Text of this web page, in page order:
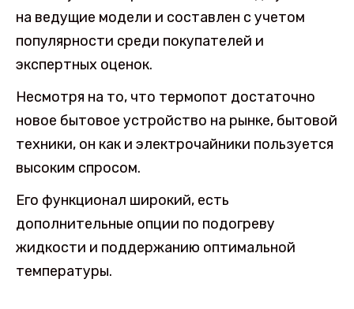
на ведущие модели и составлен с учетом
популярности среди покупателей и
экспертных оценок.
Несмотря на то, что термопот достаточно
новое бытовое устройство на рынке, бытовой
техники, он как и электрочайники пользуется
высоким спросом.
Его функционал широкий, есть
дополнительные опции по подогреву
жидкости и поддержанию оптимальной
температуры.